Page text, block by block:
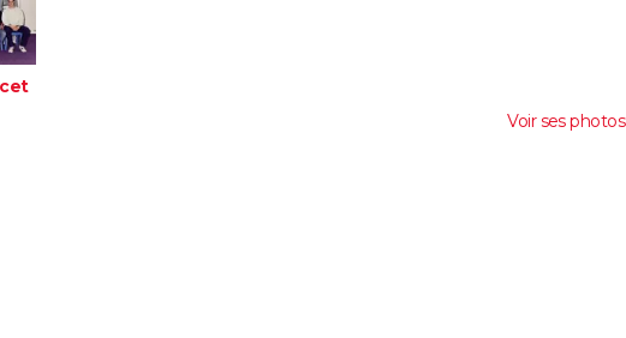
Voir ses photos